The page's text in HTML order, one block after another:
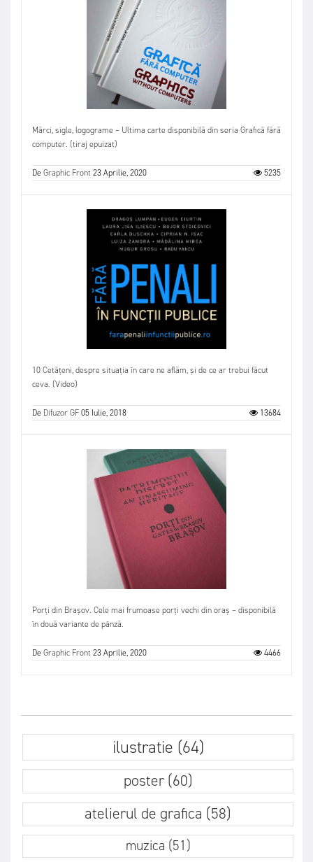
Mărci, sigle, logograme – Ultima carte disponibilă din seria Grafică fără
computer. (tiraj epuizat)
DeGraphic Front23 Aprilie, 2020 5235
10 Cetățeni, despre situația în care ne aflăm, și de ce ar trebui făcut
ceva. (Video)
De Difuzor GF05 Iulie, 2018 13684
Porți din Brașov. Cele mai frumoase porți vechi din oraș – disponibilă
în două variante de pânză.
DeGraphic Front23 Aprilie, 2020 4466
ilustratie (64)
poster (60)
atelierul de grafica (58)
muzica (51)